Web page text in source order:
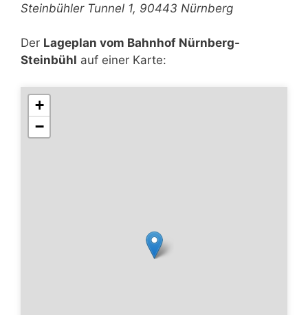
Steinbühler Tunnel 1, 90443 Nürnberg
Der Lageplan vom Bahnhof Nürnberg-
Steinbühl auf einer Karte:
+
−